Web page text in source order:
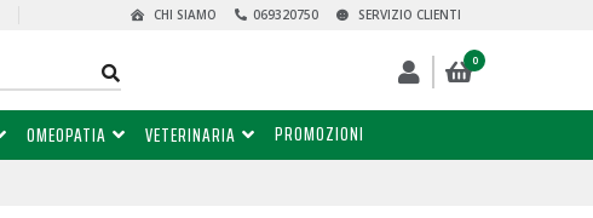
SERVIZIO CLIENTI
069320750
CHI SIAMO
0
OMEOPATIA VETERINARIA PROMOZIONI